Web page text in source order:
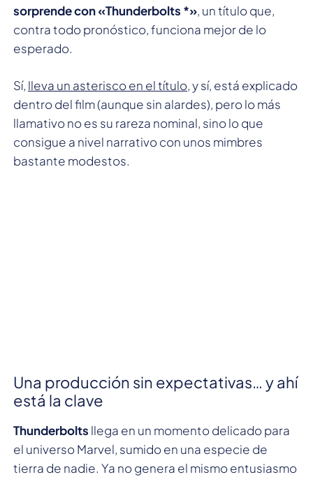
sorprende con «Thunderbolts *», un título que,
contra todo pronóstico, funciona mejor de lo
esperado.
Sí, lleva un asterisco en el título, y sí, está explicado
dentro del film (aunque sin alardes), pero lo más
llamativo no es su rareza nominal, sino lo que
consigue a nivel narrativo con unos mimbres
bastante modestos.
Una producción sin expectativas… y ahí
está la clave
Thunderbolts llega en un momento delicado para
el universo Marvel, sumido en una especie de
tierra de nadie. Ya no genera el mismo entusiasmo